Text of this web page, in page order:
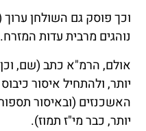
וכך פוסק גם השולחן
נוהגים מרבית עדות המזרח.
אולם, הרמ"א כתב (שם,
יותר, ולהתחיל איסור כיבוס
האשכנזים (ובאיסור
יותר, כבר מי"ז תמוז).